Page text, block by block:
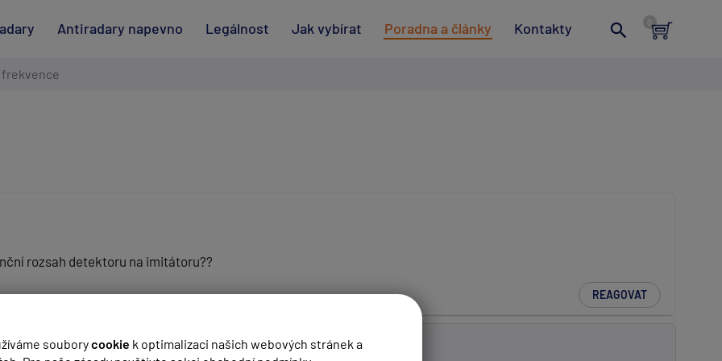
souborycookie k optimalizaci našich webových stránek a
Antiradary napevno Legálnost Jak vybírat Poradna a články Kontakty
frekvence
rozsah detektoru na imitátoru??
REAGOVAT
kontaktovat emailem, nebo telefonem a vše Vám rád sdělím.